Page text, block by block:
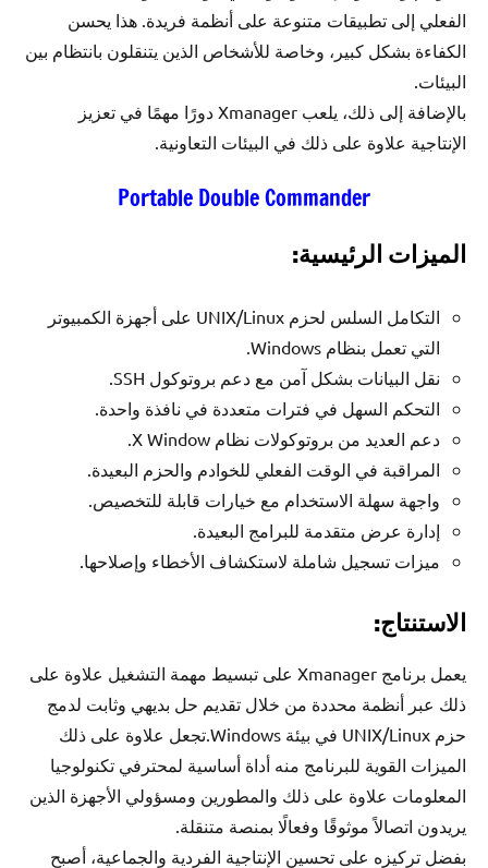
الفعلي إلى تطبيقات متنوعة على أنظمة فريدة. هذا يحسن
الكفاءة بشكل كبير، وخاصة للأشخاص الذين يتنقلون بانتظام بين
البيئات.
بالإضافة إلى ذلك، يلعب Xmanager دورًا مهمًا في تعزيز
الإنتاجية علاوة على ذلك في البيئات التعاونية.
Portable Double Commander
الميزات الرئيسية:
التكامل السلس لحزم UNIX/Linux على أجهزة الكمبيوتر
التي تعمل بنظام Windows.
نقل البيانات بشكل آمن مع دعم بروتوكول SSH.
التحكم السهل في فترات متعددة في نافذة واحدة.
دعم العديد من بروتوكولات نظام X Window.
المراقبة في الوقت الفعلي للخوادم والحزم البعيدة.
واجهة سهلة الاستخدام مع خيارات قابلة للتخصيص.
إدارة عرض متقدمة للبرامج البعيدة.
ميزات تسجيل شاملة لاستكشاف الأخطاء وإصلاحها.
الاستنتاج:
يعمل برنامج Xmanager على تبسيط مهمة التشغيل علاوة على
ذلك عبر أنظمة محددة من خلال تقديم حل بديهي وثابت لدمج
حزم UNIX/Linux في بيئة Windows.تجعل علاوة على ذلك
الميزات القوية للبرنامج منه أداة أساسية لمحترفي تكنولوجيا
المعلومات علاوة على ذلك والمطورين ومسؤولي الأجهزة الذين
يريدون اتصالاً موثوقًا وفعالًا بمنصة متنقلة.
بفضل تركيزه على تحسين الإنتاجية الفردية والجماعية، أصبح